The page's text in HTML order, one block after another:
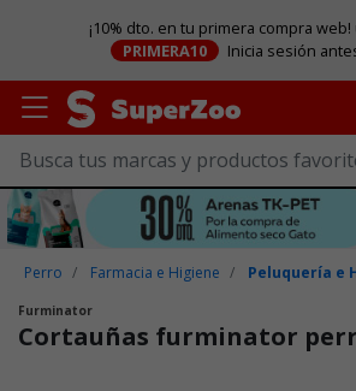
¡10% dto. en tu primera compra
PRIMERA10
Inicia sesión
Perro Farmacia e Higiene Peluquería e
Furminator
Cortauñas furminator